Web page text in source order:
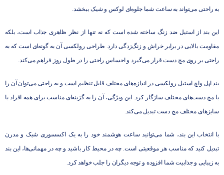
به راحتی می‌تواند به ساعت شما جلوه‌ای لوکس و شیک ببخشد.
این بند از استیل ضد زنگ ساخته شده است که نه تنها از نظر ظاهری جذاب است، بلکه
مقاومت بالایی در برابر خراش و زنگ‌زدگی دارد. طراحی رولکسی آن به گونه‌ای است که به
راحتی بر روی مچ دست قرار می‌گیرد و احساس راحتی را در طول روز فراهم می‌کند.
بند اپل واچ استیل رولکسی در اندازه‌های مختلف قابل تنظیم است و به راحتی می‌توان آن را
با مچ دست‌های مختلف سازگار کرد. این ویژگی، آن را به گزینه‌ای مناسب برای همه افراد با
سایزهای مختلف مچ دست تبدیل می‌کند.
با انتخاب این بند، شما می‌توانید ساعت هوشمند خود را به یک اکسسوری شیک و مدرن
تبدیل کنید که مناسب هر موقعیتی است. چه در محیط کار باشید و چه در مهمانی‌ها، این بند
به زیبایی و جذابیت شما افزوده و توجه دیگران را جلب خواهد کرد.